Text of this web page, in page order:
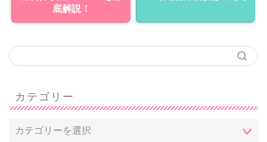
底解説！
カテゴリー